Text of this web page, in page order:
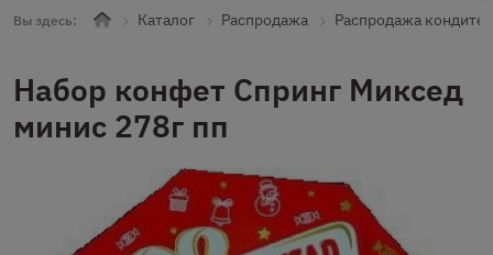
Вы здесь: Каталог Распродажа Распродажа
Набор конфет Спринг Миксед
минис 278г пп